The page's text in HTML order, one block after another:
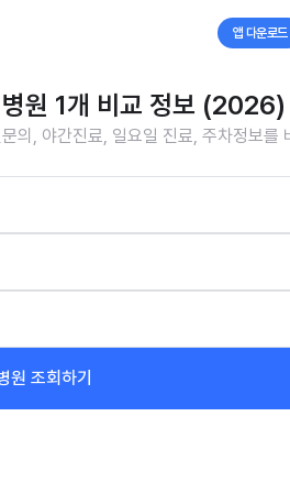
앱 다운로드
원 1개 비교 정보 (2026)
의, 야간진료, 일요일 진료, 주차정보를
원 조회하기